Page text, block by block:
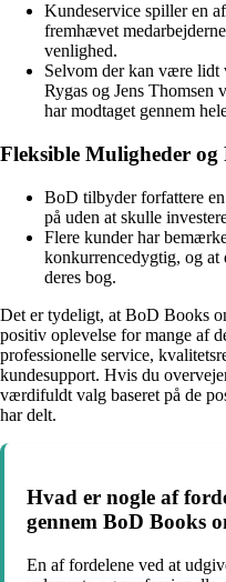
Kundeservice spiller en
fremhævet
venlighed.
Selvom der kan være lidt
Rygas og Jens Thomsen
har modtaget gennem
Fleksible Muligheder og
BoD tilbyder forfattere
på uden at skulle
Flere kunder har
konkurrencedygtig, og at
deres bog.
Det er tydeligt, at BoD Books
positiv oplevelse for mange af
professionelle service,
kundesupport. Hvis du
værdifuldt valg baseret på de
har delt.
Hvad er nogle af
gennem BoD Books
En af fordelene ved at